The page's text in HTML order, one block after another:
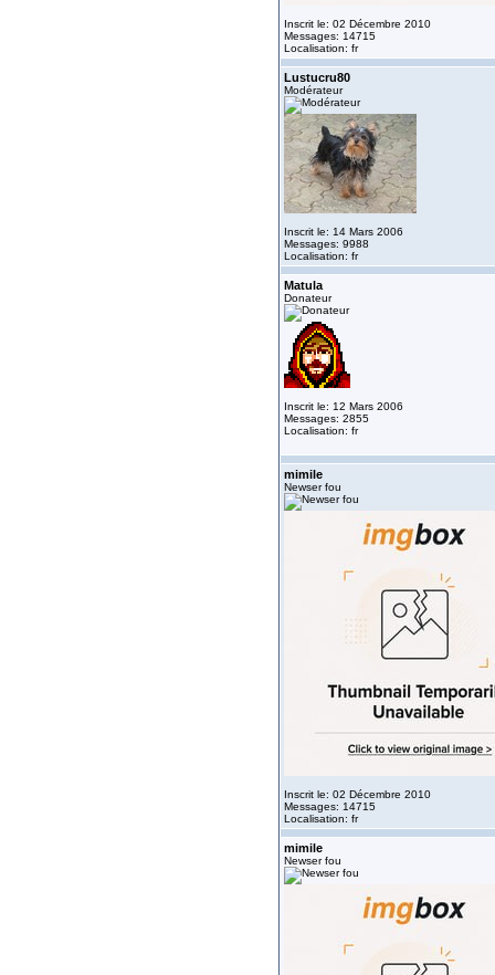
Inscrit le: 02 Décembre 2010
Messages: 14715
Localisation: fr
Lustucru80
Modérateur
Inscrit le: 14 Mars 2006
Messages: 9988
Localisation: fr
Matula
Donateur
Inscrit le: 12 Mars 2006
Messages: 2855
Localisation: fr
mimile
Newser fou
Inscrit le: 02 Décembre 2010
Messages: 14715
Localisation: fr
mimile
Newser fou